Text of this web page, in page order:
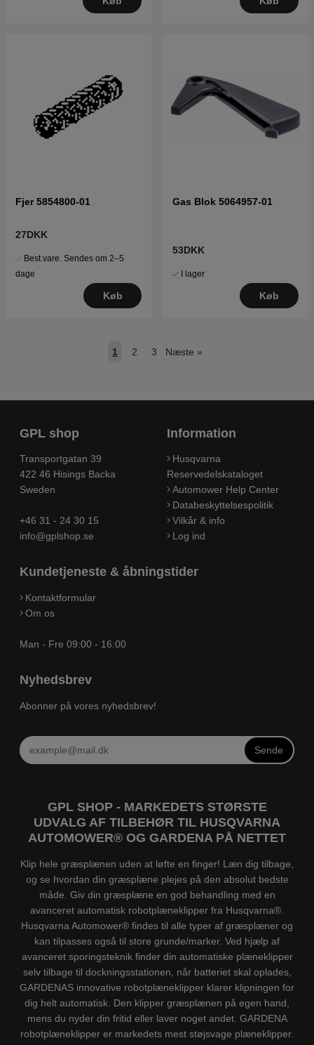
Fjer 5854800-01
27DKK
Best.vare. Sendes om 2–5
dage
Køb
Gas Blok 5064957-01
53DKK
I lager
Køb
1 2 3 Næste »
GPL shop
Transportgatan 39
422 46 Hisings Backa
Sweden
+46 31 - 24 30 15
info@gplshop.se
Information
Husqvarna
Reservedelskataloget
Automower Help Center
Databeskyttelsespolitik
Vilkår & info
Log ind
Kundetjeneste & åbningstider
Kontaktformular
Om os
Man - Fre 09:00 - 16:00
Nyhedsbrev
Abonner på vores nyhedsbrev!
Sende
GPL SHOP - MARKEDETS STØRSTE
UDVALG AF TILBEHØR TIL HUSQVARNA
AUTOMOWER® OG GARDENA PÅ NETTET
Klip hele græsplænen uden at løfte en finger! Læn dig tilbage,
og se hvordan din græsplæne plejes på den absolut bedste
måde. Giv din græsplæne en god behandling med en
avanceret automatisk robotplæneklipper fra Husqvarna®.
Husqvarna Automower® findes til alle typer af græsplæner og
kan tilpasses også til store grunde/marker. Ved hjælp af
avanceret sporingsteknik finder din automatiske plæneklipper
selv tilbage til dockningsstationen, når batteriet skal oplades,
GARDENAS innovative robotplæneklipper klarer klipningen for
dig helt automatisk. Den klipper græsplænen på egen hand,
mens du nyder din fritid eller laver noget andet. GARDENA
robotplæneklipper er markedets mest støjsvage plæneklipper.